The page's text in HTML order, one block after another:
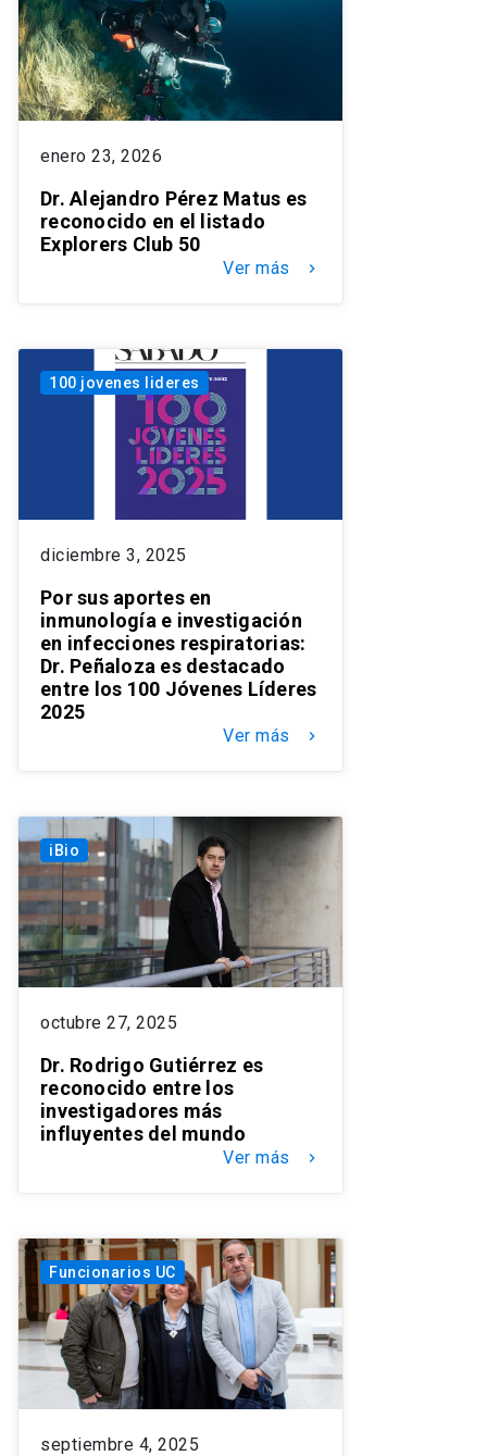
enero 23, 2026
Dr. Alejandro Pérez Matus es
reconocido en el listado
Explorers Club 50
Ver más keyboard_arrow_right
100 jovenes lideres
diciembre 3, 2025
Por sus aportes en
inmunología e investigación
en infecciones respiratorias:
Dr. Peñaloza es destacado
entre los 100 Jóvenes Líderes
2025
Ver más keyboard_arrow_right
iBio
octubre 27, 2025
Dr. Rodrigo Gutiérrez es
reconocido entre los
investigadores más
influyentes del mundo
Ver más keyboard_arrow_right
Funcionarios UC
septiembre 4, 2025